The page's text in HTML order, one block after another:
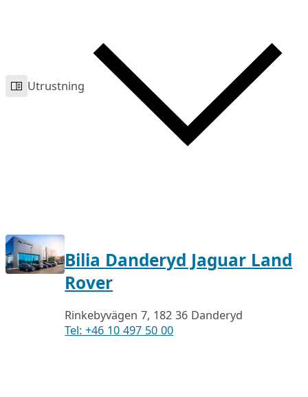
Utrustning
Bilia Danderyd Jaguar Land
Rover
Rinkebyvägen 7, 182 36 Danderyd
Tel: +46 10 497 50 00